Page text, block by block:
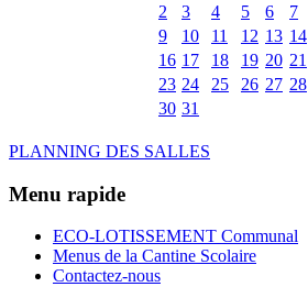
2
3 4 5 6 7
9
10 11 12 13 14
16 17 18 19 20 21
23 24 25 26 27 28
30 31
PLANNING DES SALLES
Menu rapide
ECO-LOTISSEMENT Communal
Menus de la Cantine Scolaire
Contactez-nous